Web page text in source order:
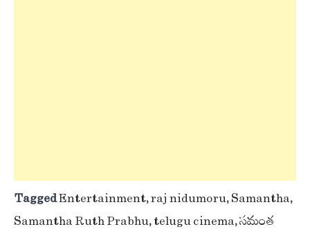
TaggedEntertainment,raj nidumoru,Samantha,
Samantha Ruth Prabhu,telugu cinema,సమంత